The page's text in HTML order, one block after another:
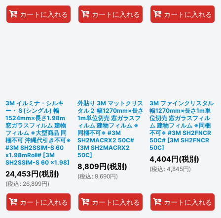
カートに入れる カートに入れる カートに入れる
3M イルミナ・シルキ
ー・Ｓ(シングル) 幅
1524mm×長さ1.98m
窓ガラスフィルム 建物
フィルム ※大型商品 同
梱不可 沖縄代引き不可※
#3M SH2SSIM-S 60
x1.98mRoll# [3M
SH2SSIM-S 60 x1.98]
24,453 円(税別)
(税込 : 26,899円)
カートに入れる
外貼り 3M マットクリス
タル２ 幅1270mm×長さ
1m単位切売 窓ガラスフ
ィルム 建物フィルム ※
同梱不可※ #3M
SH2MACRX2 50C#
[3M SH2MACRX2
50C]
8,809 円(税別)
(税込 : 9,690円)
カートに入れる
3M ファインクリスタル
幅1270mm×長さ1m単
位切売 窓ガラスフィル
ム 建物フィルム ※同梱
不可※ #3M SH2FNCR
50C# [3M SH2FNCR
50C]
4,404円(税別)
(税込 : 4,845円)
カートに入れる